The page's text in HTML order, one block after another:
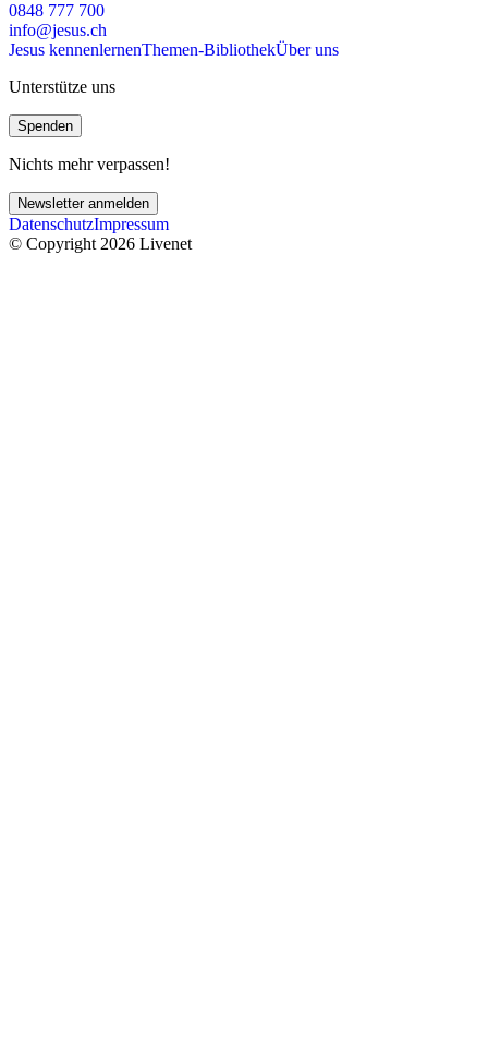
0848 777 700
info@jesus.ch
Jesus kennenlernenThemen-BibliothekÜber uns
Unterstütze uns
Spenden
Nichts mehr verpassen!
Newsletter anmelden
DatenschutzImpressum
© Copyright 2026 Livenet